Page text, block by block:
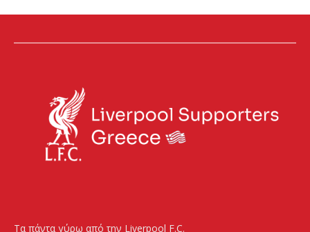
Τα πάντα γύρω από την Liverpool F.C.